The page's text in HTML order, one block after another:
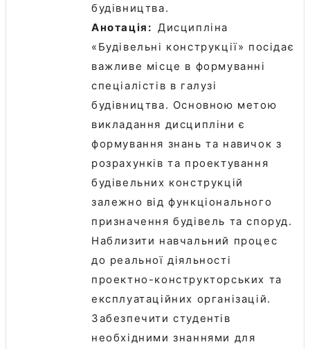
будівництва.
Анотація: Дисципліна
« Будівельні конструкції» посідає
важливе місце в формуванні
спеціалістів в галузі
будівництва. Основною метою
викладання дисципліни є
формування знань та навичок з
розрахунків та проектування
будівельних конструкцій
залежно від функціонального
призначення будівель та споруд.
Наблизити навчальний процес
до реальної діяльності
проектно-конструкторських та
експлуатаційних організацій.
Забезпечити студентів
необхідними знаннями для